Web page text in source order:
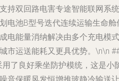
持双回路电害专途智能联网系统
电池B型号迭代连续运输生命舱
电能量消纳解决由多个充电模式
市运送能耗又更具优势。\n\n
了良好乘坐防护模统，这是小